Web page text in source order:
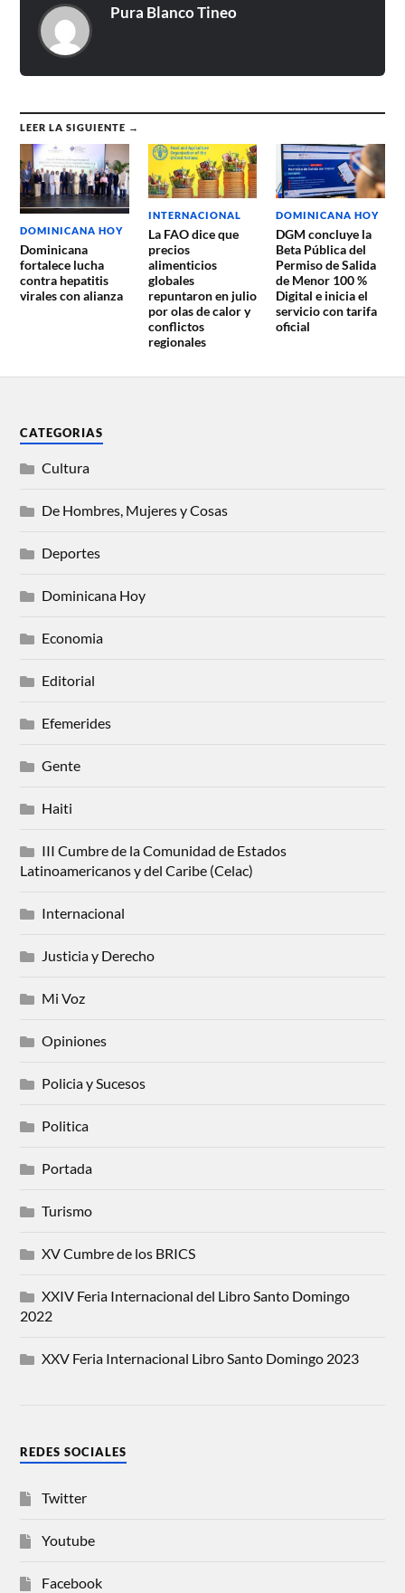
Pura Blanco Tineo
LEER LA SIGUIENTE →
DOMINICANA HOY
Dominicana
fortalece lucha
contra hepatitis
virales con alianza
INTERNACIONAL
La FAO dice que
precios
alimenticios
globales
repuntaron en julio
por olas de calor y
conflictos
regionales
DOMINICANA HOY
DGM concluye la
Beta Pública del
Permiso de Salida
de Menor 100 %
Digital e inicia el
servicio con tarifa
oficial
CATEGORIAS
Cultura
De Hombres, Mujeres y Cosas
Deportes
Dominicana Hoy
Economia
Editorial
Efemerides
Gente
Haiti
III Cumbre de la Comunidad de Estados
Latinoamericanos y del Caribe (Celac)
Internacional
Justicia y Derecho
Mi Voz
Opiniones
Policia y Sucesos
Politica
Portada
Turismo
XV Cumbre de los BRICS
XXIV Feria Internacional del Libro Santo Domingo
2022
XXV Feria Internacional Libro Santo Domingo 2023
REDES SOCIALES
Twitter
Youtube
Facebook